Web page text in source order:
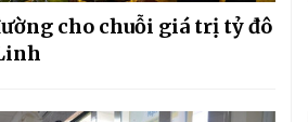
cho chuỗi giá trị tỷ đô